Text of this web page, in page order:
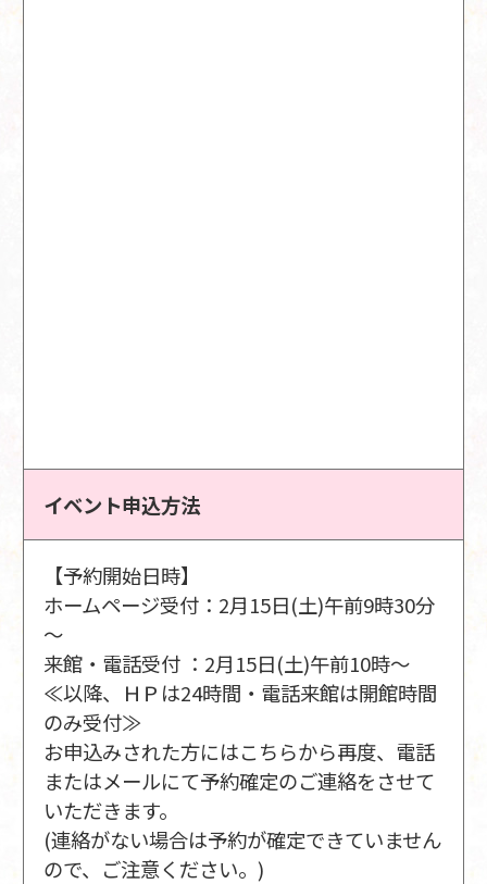
イベント申込方法
【予約開始日時】
ホームページ受付：2月15日(土)午前9時30分
～
来館・電話受付 ：2月15日(土)午前10時～
≪以降、ＨＰは24時間・電話来館は開館時間
のみ受付≫
お申込みされた方にはこちらから再度、電話
またはメールにて予約確定のご連絡をさせて
いただきます。
(連絡がない場合は予約が確定できていません
ので、ご注意ください。)